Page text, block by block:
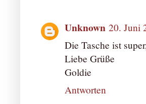
Unknown 20. Juni
Die Tasche ist
Liebe Grüße
Goldie
Antworten